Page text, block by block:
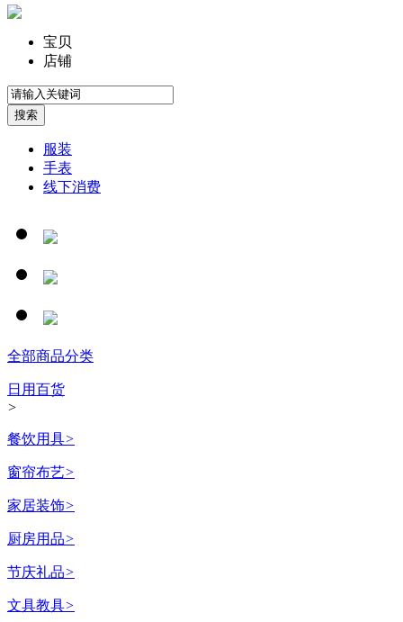
宝贝
店铺
服装
手表
线下消费
全部商品分类
日用百货
>
餐饮用具>
窗帘布艺>
家居装饰>
厨房用品>
节庆礼品>
文具教具>